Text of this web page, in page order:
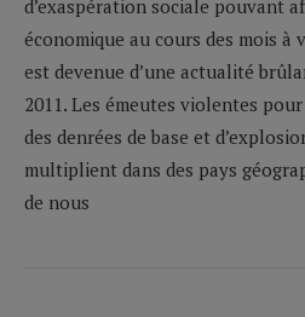
d’exaspération sociale pouvant
économique au cours des mois
est devenue d’une actualité
2011. Les émeutes violentes
des denrées de base et
multiplient dans des pays
de nous